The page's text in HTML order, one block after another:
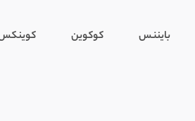
بایننس کوکوین